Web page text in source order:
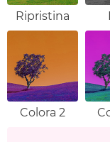
Ripristina
Colora 2